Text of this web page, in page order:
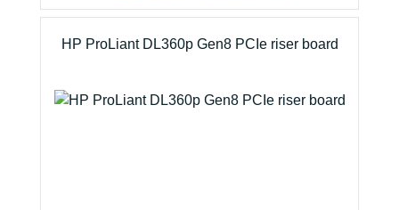
HP ProLiant DL360p Gen8 PCIe riser board